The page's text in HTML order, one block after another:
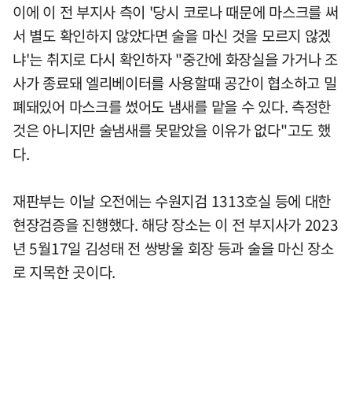
이에 이 전 부지사 측이 '당시 코로나 때문에 마스크를 써
서 별도 확인하지 않았다면 술을 마신 것을 모르지 않겠
냐'는 취지로 다시 확인하자 "중간에 화장실을 가거나 조
사가 종료돼 엘리베이터를 사용할때 공간이 협소하고 밀
폐돼있어 마스크를 썼어도 냄새를 맡을 수 있다. 측정한
것은 아니지만 술냄새를 못맡았을 이유가 없다"고도 했
다.
재판부는 이날 오전에는 수원지검 1313호실 등에 대한
현장검증을 진행했다. 해당 장소는 이 전 부지사가 2023
년 5월17일 김성태 전 쌍방울 회장 등과 술을 마신 장소
로 지목한 곳이다.